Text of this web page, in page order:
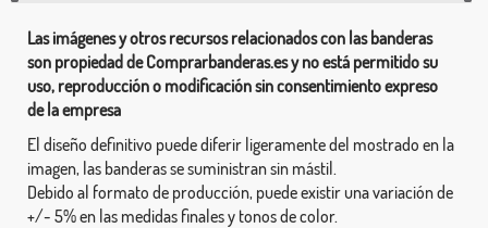
Las imágenes y otros recursos relacionados con las banderas
son propiedad de Comprarbanderas.es y no está permitido su
uso, reproducción o modificación sin consentimiento expreso
de la empresa
El diseño definitivo puede diferir ligeramente del mostrado en la
imagen, las banderas se suministran sin mástil.
Debido al formato de producción, puede existir una variación de
+/- 5% en las medidas finales y tonos de color.